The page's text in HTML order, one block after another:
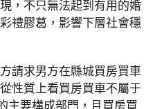
，不只無法起到有用的婚
禮膠葛，影響下層社會穩
請求男方在縣城買房買車
性質上看買房買車不屬于
主要構成部門，且買房買